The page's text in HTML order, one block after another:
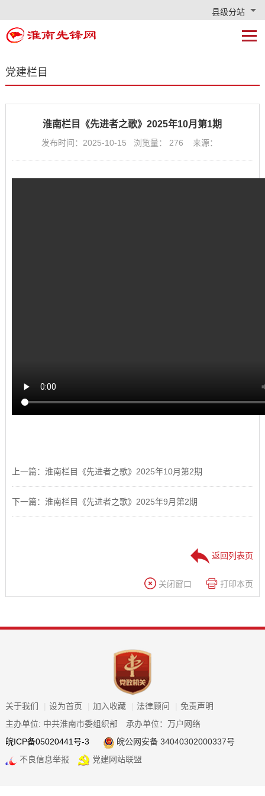
县级分站
党建栏目
淮南栏目《先进者之歌》2025年10月第1期
发布时间：2025-10-15 浏览量： 276 来源：
上一篇：淮南栏目《先进者之歌》2025年10月第2期
下一篇：淮南栏目《先进者之歌》2025年9月第2期
返回列表页
关闭窗口 打印本页
关于我们 设为首页 加入收藏 法律顾问
免责声明
主办单位: 中共淮南市委组织部
承办单位：万户网络
皖ICP备05020441号-3
皖公网安备 34040302000337号
不良信息举报
党建网站联盟